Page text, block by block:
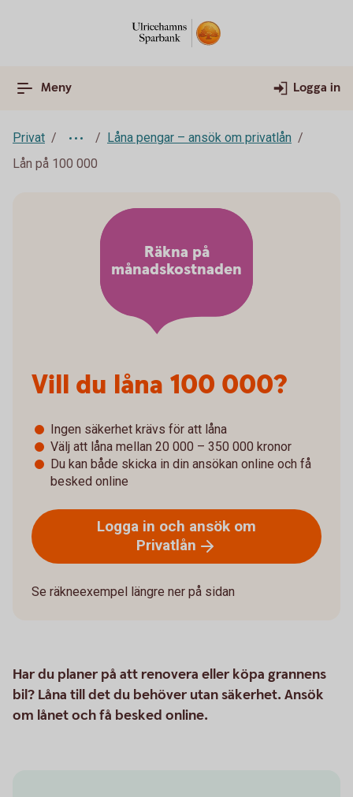
Meny Logga in
Privat
Låna pengar – ansök om privatlån
Lån på 100 000
Vill du låna­­ 100 000?
Ingen säkerhet krävs för att låna
Välj att låna mellan 20 000 – 350 000 kronor
Du kan både skicka in din ansökan online och få
besked online
Logga in och ansök om
Privatlån
Se räkneexempel längre ner på sidan
Räkna på
månadskostnaden
Har du planer på att renovera eller köpa grannens
bil? Låna till det du behöver utan säkerhet. Ansök
om lånet och få besked online.